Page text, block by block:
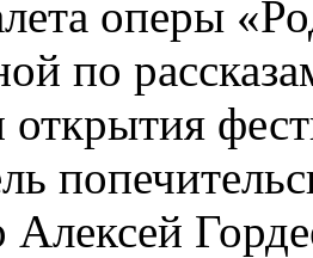
оперы
по
Алексей